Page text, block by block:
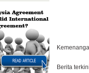
Berita